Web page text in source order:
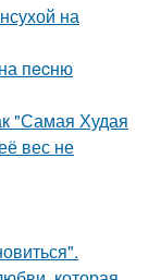
на
пecню
"Самая Худая
вес не